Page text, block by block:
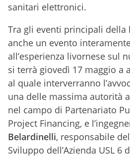
sanitari elettronici.
Tra gli eventi principali della
anche un evento
all’esperienza livornese sul
si terrà giovedì 17 maggio a
al quale interverranno
una delle massima autorità
nel campo di Partenariato
Project Financing, e
Belardinelli, responsabile
Sviluppo dell’Azienda USL 6